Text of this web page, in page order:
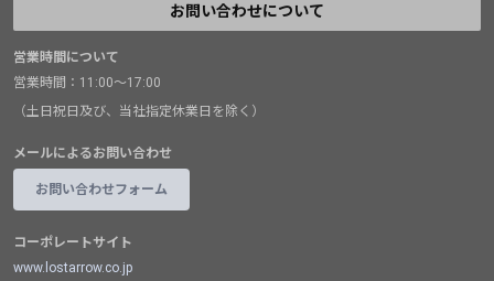
お問い合わせについて
営業時間について
営業時間：11:00～17:00
（土日祝日及び、当社指定休業日を除く）
メールによるお問い合わせ
お問い合わせフォーム
コーポレートサイト
www.lostarrow.co.jp